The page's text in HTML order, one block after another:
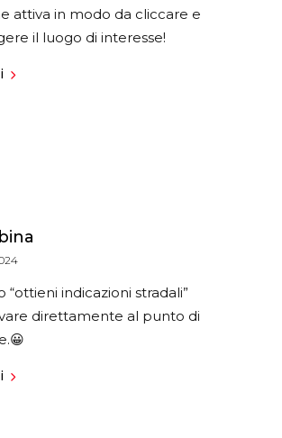
attiva in modo da cliccare e
il luogo di interesse!
“ottieni indicazioni stradali”
direttamente al punto di